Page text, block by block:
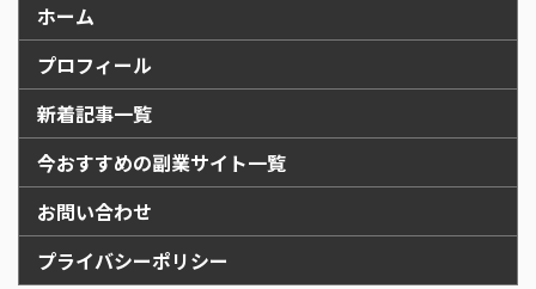
ホーム
プロフィール
新着記事一覧
今おすすめの副業サイト一覧
お問い合わせ
プライバシーポリシー